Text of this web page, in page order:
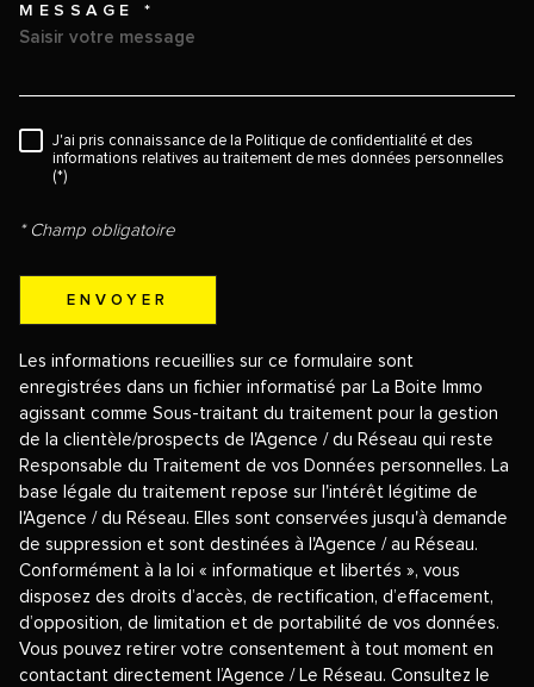
MESSAGE *
RÈGLEMENTATION
J'ai pris connaissance de la Politique de confidentialité et des
informations relatives au traitement de mes données personnelles
(*)
* Champ obligatoire
ENVOYER
Les informations recueillies sur ce formulaire sont
enregistrées dans un fichier informatisé par La Boite Immo
agissant comme Sous-traitant du traitement pour la gestion
de la clientèle/prospects de l'Agence / du Réseau qui reste
Responsable du Traitement de vos Données personnelles. La
base légale du traitement repose sur l'intérêt légitime de
l'Agence / du Réseau. Elles sont conservées jusqu'à demande
de suppression et sont destinées à l'Agence / au Réseau.
Conformément à la loi « informatique et libertés », vous
disposez des droits d’accès, de rectification, d’effacement,
d’opposition, de limitation et de portabilité de vos données.
Vous pouvez retirer votre consentement à tout moment en
contactant directement l’Agence / Le Réseau. Consultez le